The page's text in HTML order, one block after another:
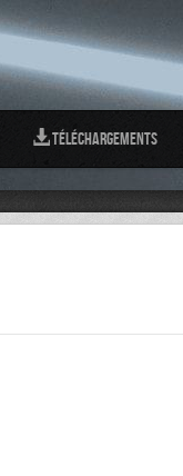
Téléchargements